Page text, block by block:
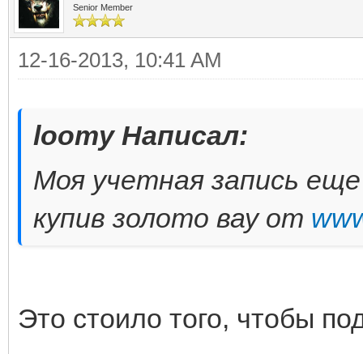
Senior Member
12-16-2013, 10:41 AM
loomy Написал:
Моя учетная запись
купив золото вау от
Это стоило того, чтобы